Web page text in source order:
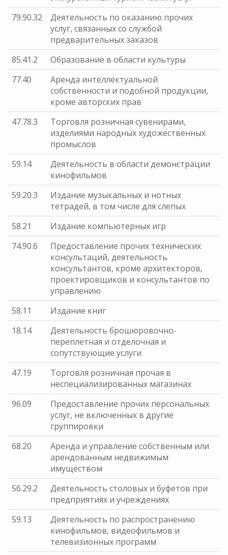
79.90.32
Деятельность по оказанию прочих
услуг, связанных со службой
предварительных заказов
85.41.2
Образование в области культуры
77.40
Аренда интеллектуальной
собственности и подобной продукции,
кроме авторских прав
47.78.3
Торговля розничная сувенирами,
изделиями народных художественных
промыслов
59.14
Деятельность в области демонстрации
кинофильмов
59.20.3
Издание музыкальных и нотных
тетрадей, в том числе для слепых
58.21
Издание компьютерных игр
74.90.6
Предоставление прочих технических
консультаций, деятельность
консультантов, кроме архитекторов,
проектировщиков и консультантов по
управлению
58.11
Издание книг
18.14
Деятельность брошюровочно-
переплетная и отделочная и
сопутствующие услуги
47.19
Торговля розничная прочая в
неспециализированных магазинах
96.09
Предоставление прочих персональных
услуг, не включенных в другие
группировки
68.20
Аренда и управление собственным или
арендованным недвижимым
имуществом
56.29.2
Деятельность столовых и буфетов при
предприятиях и учреждениях
59.13
Деятельность по распространению
кинофильмов, видеофильмов и
телевизионных программ